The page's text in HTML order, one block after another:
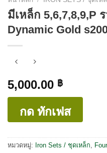
มีเหล็ก 5,6,7,8,9,P
Dynamic Gold
5,000.00 ฿
กด ทักเฟส
หมวดหมู่: Iron Sets / ชุดเหล็ก